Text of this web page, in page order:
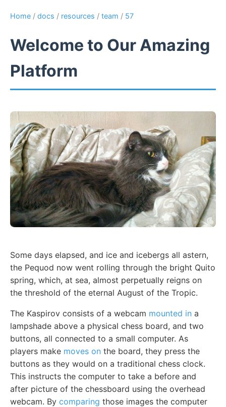
Home / docs / resources / team / 57
Welcome to Our Amazing
Platform
Some days elapsed, and ice and icebergs all astern,
the Pequod now went rolling through the bright Quito
spring, which, at sea, almost perpetually reigns on
the threshold of the eternal August of the Tropic.
The Kaspirov consists of a webcam mounted in a
lampshade above a physical chess board, and two
buttons, all connected to a small computer. As
players make moves on the board, they press the
buttons as they would on a traditional chess clock.
This instructs the computer to take a before and
after picture of the chessboard using the overhead
webcam. By comparing those images the computer